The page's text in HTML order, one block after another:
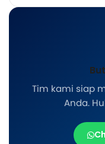
Tim kami siap
Anda.